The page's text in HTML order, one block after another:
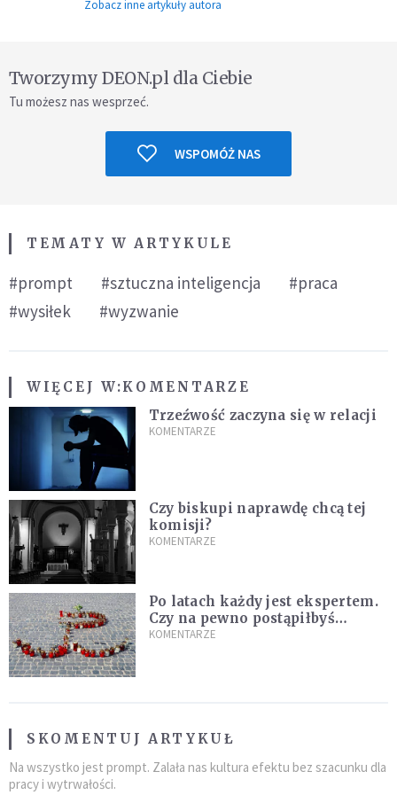
Zobacz inne artykuły autora
Tworzymy DEON.pl dla Ciebie
Tu możesz nas wesprzeć.
WSPOMÓŻ NAS
TEMATY W ARTYKULE
#prompt #sztuczna inteligencja
#praca
#wysiłek
#wyzwanie
WIĘCEJ W:KOMENTARZE
Trzeźwość zaczyna się w relacji
KOMENTARZE
Czy biskupi naprawdę chcą tej
komisji?
KOMENTARZE
Po latach każdy jest ekspertem.
Czy na pewno postąpiłbyś
inaczej?
KOMENTARZE
SKOMENTUJ ARTYKUŁ
Na wszystko jest prompt. Zalała nas kultura efektu bez szacunku dla
pracy i wytrwałości.